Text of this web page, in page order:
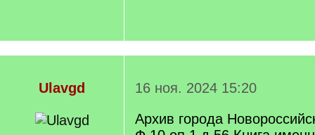
Ulavgd
16 ноя. 2024 15:20
Архив города